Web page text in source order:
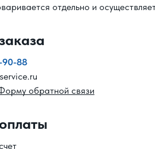
отдельно и
90-88
обратной связи